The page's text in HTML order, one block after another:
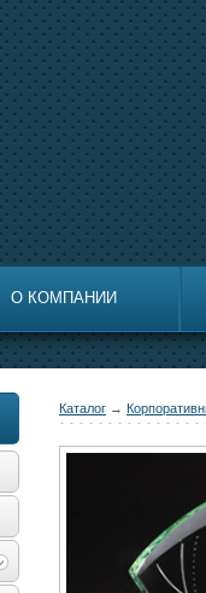
О КОМПАНИИ
Каталог →